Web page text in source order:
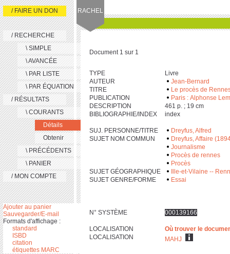
RACHEL
/ FAIRE UN DON
/ RECHERCHE
\ SIMPLE
\ AVANCÉE
\ PAR LISTE
\ PAR ÉQUATION
/ RÉSULTATS
\ COURANTS
Détails
Obtenir
\ PRÉCÉDENTS
\ PANIER
/ MON COMPTE
Ajouter au panier
Sauvegarder/E-mail
Formats d'affichage :
standard
ISBD
citation
étiquettes MARC
Document 1 sur 1
TYPE
Livre
AUTEUR
Jean-Bernard
TITRE
Le procès de
PUBLICATION
Paris : Alphonse
DESCRIPTION
‎4‎6‎1 p. ; ‎1‎9 cm
BIBLIOGRAPHIE/INDEX
index
SUJ. PERSONNE/TITRE
Dreyfus, Alfred
SUJET NOM COMMUN
Dreyfus, Affaire
Journalisme
Procès de rennes
Procès
SUJET GÉOGRAPHIQUE
Ille-et-Vilaine --
SUJET GENRE/FORME
Essai
N° SYSTÈME 000139166
LOCALISATION
Où trouver le
LOCALISATION
MAHJ